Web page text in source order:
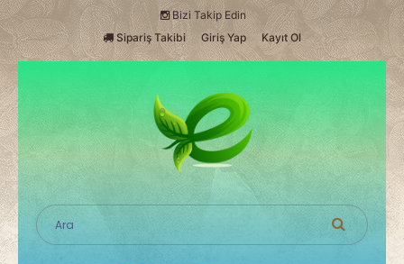
Bizi Takip Edin
Sipariş Takibi
Giriş Yap Kayıt Ol